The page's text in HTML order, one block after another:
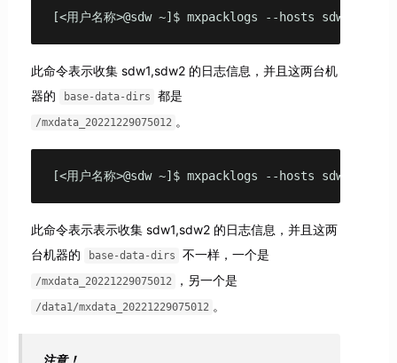
[<用户名称>@sdw ~]$ mxpacklogs --hosts
此命令表示收集 sdw1,sdw2 的日志信息，并且这两台机
器的
base-data-dirs 都是
/mxdata_20221229075012 。
[<用户名称>@sdw ~]$ mxpacklogs --hosts
此命令表示表示收集 sdw1,sdw2 的日志信息，并且这两
台机器的
base-data-dirs 不一样，一个是
/mxdata_20221229075012 ，另一个是
/data1/mxdata_20221229075012 。
注意！